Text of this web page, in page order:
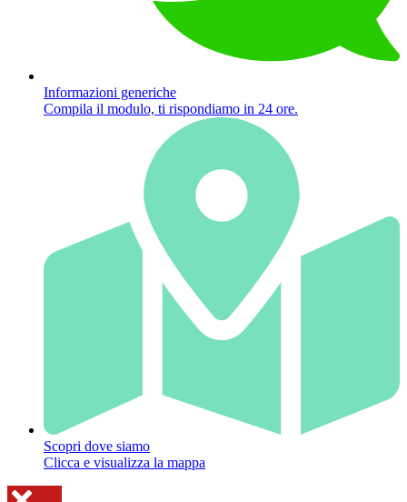
Informazioni generiche
Compila il modulo, ti rispondiamo in 24 ore.
Scopri dove siamo
Clicca e visualizza la mappa